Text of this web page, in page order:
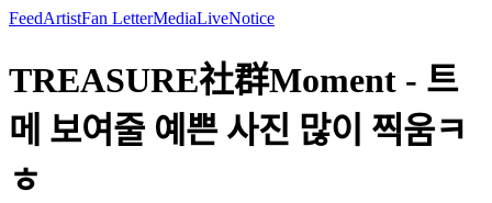
FeedArtistFan LetterMediaLiveNotice
TREASURE社群Moment - 트
메 보여줄 예쁜 사진 많이 찍움ㅋ
ㅎ